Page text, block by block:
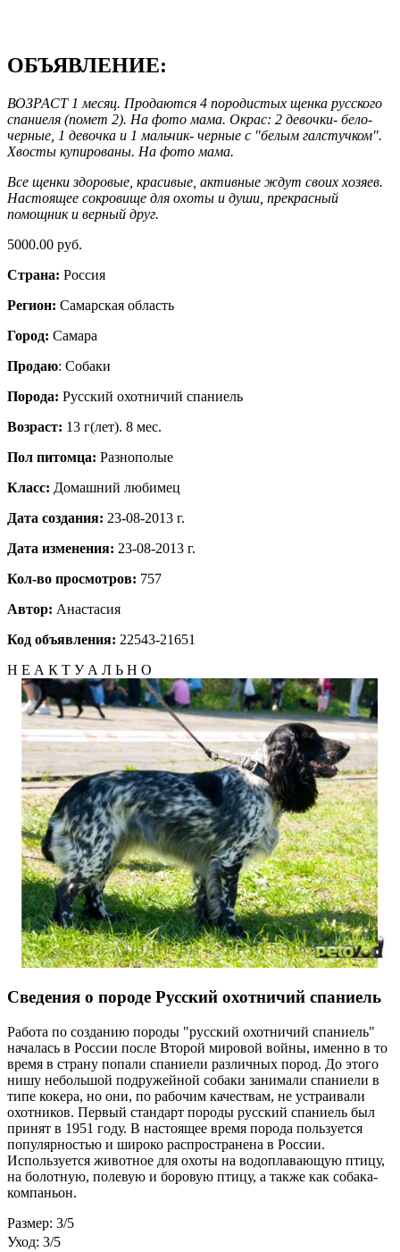
ОБЪЯВЛЕНИЕ:
ВОЗРАСТ 1 месяц. Продаются 4 породистых щенка русского
спаниеля (помет 2). На фото мама. Окрас: 2 девочки- бело-
черные, 1 девочка и 1 мальчик- черные с "белым галстучком".
Хвосты купированы. На фото мама.
Все щенки здоровые, красивые, активные ждут своих хозяев.
Настоящее сокровище для охоты и души, прекрасный
помощник и верный друг.
5000.00 руб.
Страна: Россия
Регион: Самарская область
Город: Самара
Продаю: Собаки
Порода: Русский охотничий спаниель
Возраст: 13 г(лет). 8 мес.
Пол питомца: Разнополые
Класс: Домашний любимец
Дата создания: 23-08-2013 г.
Дата изменения: 23-08-2013 г.
Кол-во просмотров: 757
Автор: Анастасия
Код объявления: 22543-21651
Н Е А К Т У А Л Ь Н О
Сведения о породе Русский охотничий спаниель
Работа по созданию породы "русский охотничий спаниель"
началась в России после Второй мировой войны, именно в то
время в страну попали спаниели различных пород. До этого
нишу небольшой подружейной собаки занимали спаниели в
типе кокера, но они, по рабочим качествам, не устраивали
охотников. Первый стандарт породы русский спаниель был
принят в 1951 году. В настоящее время порода пользуется
популярностью и широко распространена в России.
Используется животное для охоты на водоплавающую птицу,
на болотную, полевую и боровую птицу, а также как собака-
компаньон.
Размер: 3/5
Уход: 3/5